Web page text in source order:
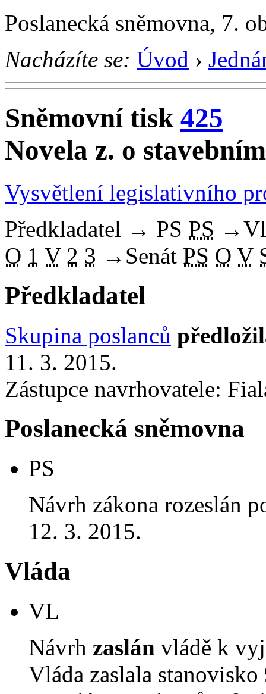
Poslanecká sněmovna, 7.
Nacházíte se: Úvod ›
Sněmovní tisk 425
Novela z. o
Vysvětlení legislativního
Předkladatel → PS PS →
O 1 V 2 3 → Senát PS O V
Předkladatel
Skupina poslanců
11. 3. 2015.
Zástupce navrhovatele:
Poslanecká sněmovna
PS
Návrh zákona rozeslán
12. 3. 2015.
Vláda
VL
Návrh zaslán vládě k
Vláda zaslala